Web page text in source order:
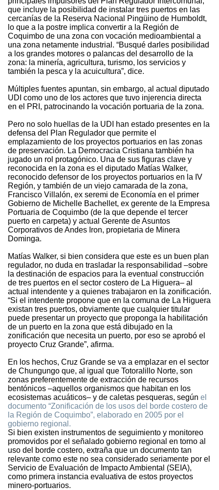
que incluye la posibilidad de instalar tres puertos en las
cercanías de la Reserva Nacional Pingüino de Humboldt,
lo que a la postre implica convertir a la Región de
Coquimbo de una zona con vocación medioambiental a
una zona netamente industrial. “Busqué darles posibilidad
a los grandes motores o palancas del desarrollo de la
zona: la minería, agricultura, turismo, los servicios y
también la pesca y la acuicultura”, dice.
Múltiples fuentes apuntan, sin embargo, al actual diputado
UDI como uno de los actores que tuvo injerencia directa
en el PRI, patrocinando la vocación portuaria de la zona.
Pero no solo huellas de la UDI han estado presentes en la
defensa del Plan Regulador que permite el
emplazamiento de los proyectos portuarios en las zonas
de preservación. La Democracia Cristiana también ha
jugado un rol protagónico. Una de sus figuras clave y
reconocida en la zona es el diputado Matías Walker,
reconocido defensor de los proyectos portuarios en la IV
Región, y también de un viejo camarada de la zona,
Francisco Villalón, ex seremi de Economía en el primer
Gobierno de Michelle Bachellet, ex gerente de la Empresa
Portuaria de Coquimbo (de la que depende el tercer
puerto en carpeta) y actual Gerente de Asuntos
Corporativos de Andes Iron, propietaria de Minera
Dominga.
Matías Walker, si bien considera que este es un buen plan
regulador, no duda en trasladar la responsabilidad –sobre
la destinación de espacios para la eventual construcción
de tres puertos en el sector costero de La Higuera– al
actual intendente y a quienes trabajaron en la zonificación.
“Si el intendente propone que en la comuna de La Higuera
existan tres puertos, obviamente que cualquier titular
puede presentar un proyecto que proponga la habilitación
de un puerto en la zona que está dibujado en la
zonificación que necesita un puerto, por eso se aprobó el
proyecto Cruz Grande”, afirma.
En los hechos, Cruz Grande se va a emplazar en el sector
de Chungungo que, al igual que Totoralillo Norte, son
zonas preferentemente de extracción de recursos
bentónicos –aquellos organismos que habitan en los
ecosistemas acuáticos– y de caletas pesqueras, según el
documento “Zonificación de los usos del borde costero de
la Región de Coquimbo”, elaborado en 2005 por el
gobierno regional.
Si bien existen instrumentos de seguimiento y monitoreo
promovidos por el señalado gobierno regional en torno al
uso del borde costero, extraña que un documento tan
relevante como este no sea considerado seriamente por el
Servicio de Evaluación de Impacto Ambiental (SEIA),
como primera instancia evaluativa de estos proyectos
minero-portuarios.